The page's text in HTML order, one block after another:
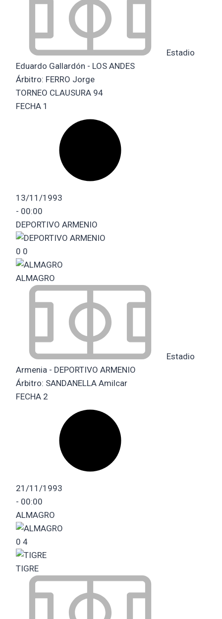
Estadio
Eduardo Gallardón - LOS ANDES
Árbitro: FERRO Jorge
TORNEO CLAUSURA 94
FECHA 1
13/11/1993
- 00:00
DEPORTIVO ARMENIO
0 0
ALMAGRO
Estadio
Armenia - DEPORTIVO ARMENIO
Árbitro: SANDANELLA Amilcar
FECHA 2
21/11/1993
- 00:00
ALMAGRO
0 4
TIGRE